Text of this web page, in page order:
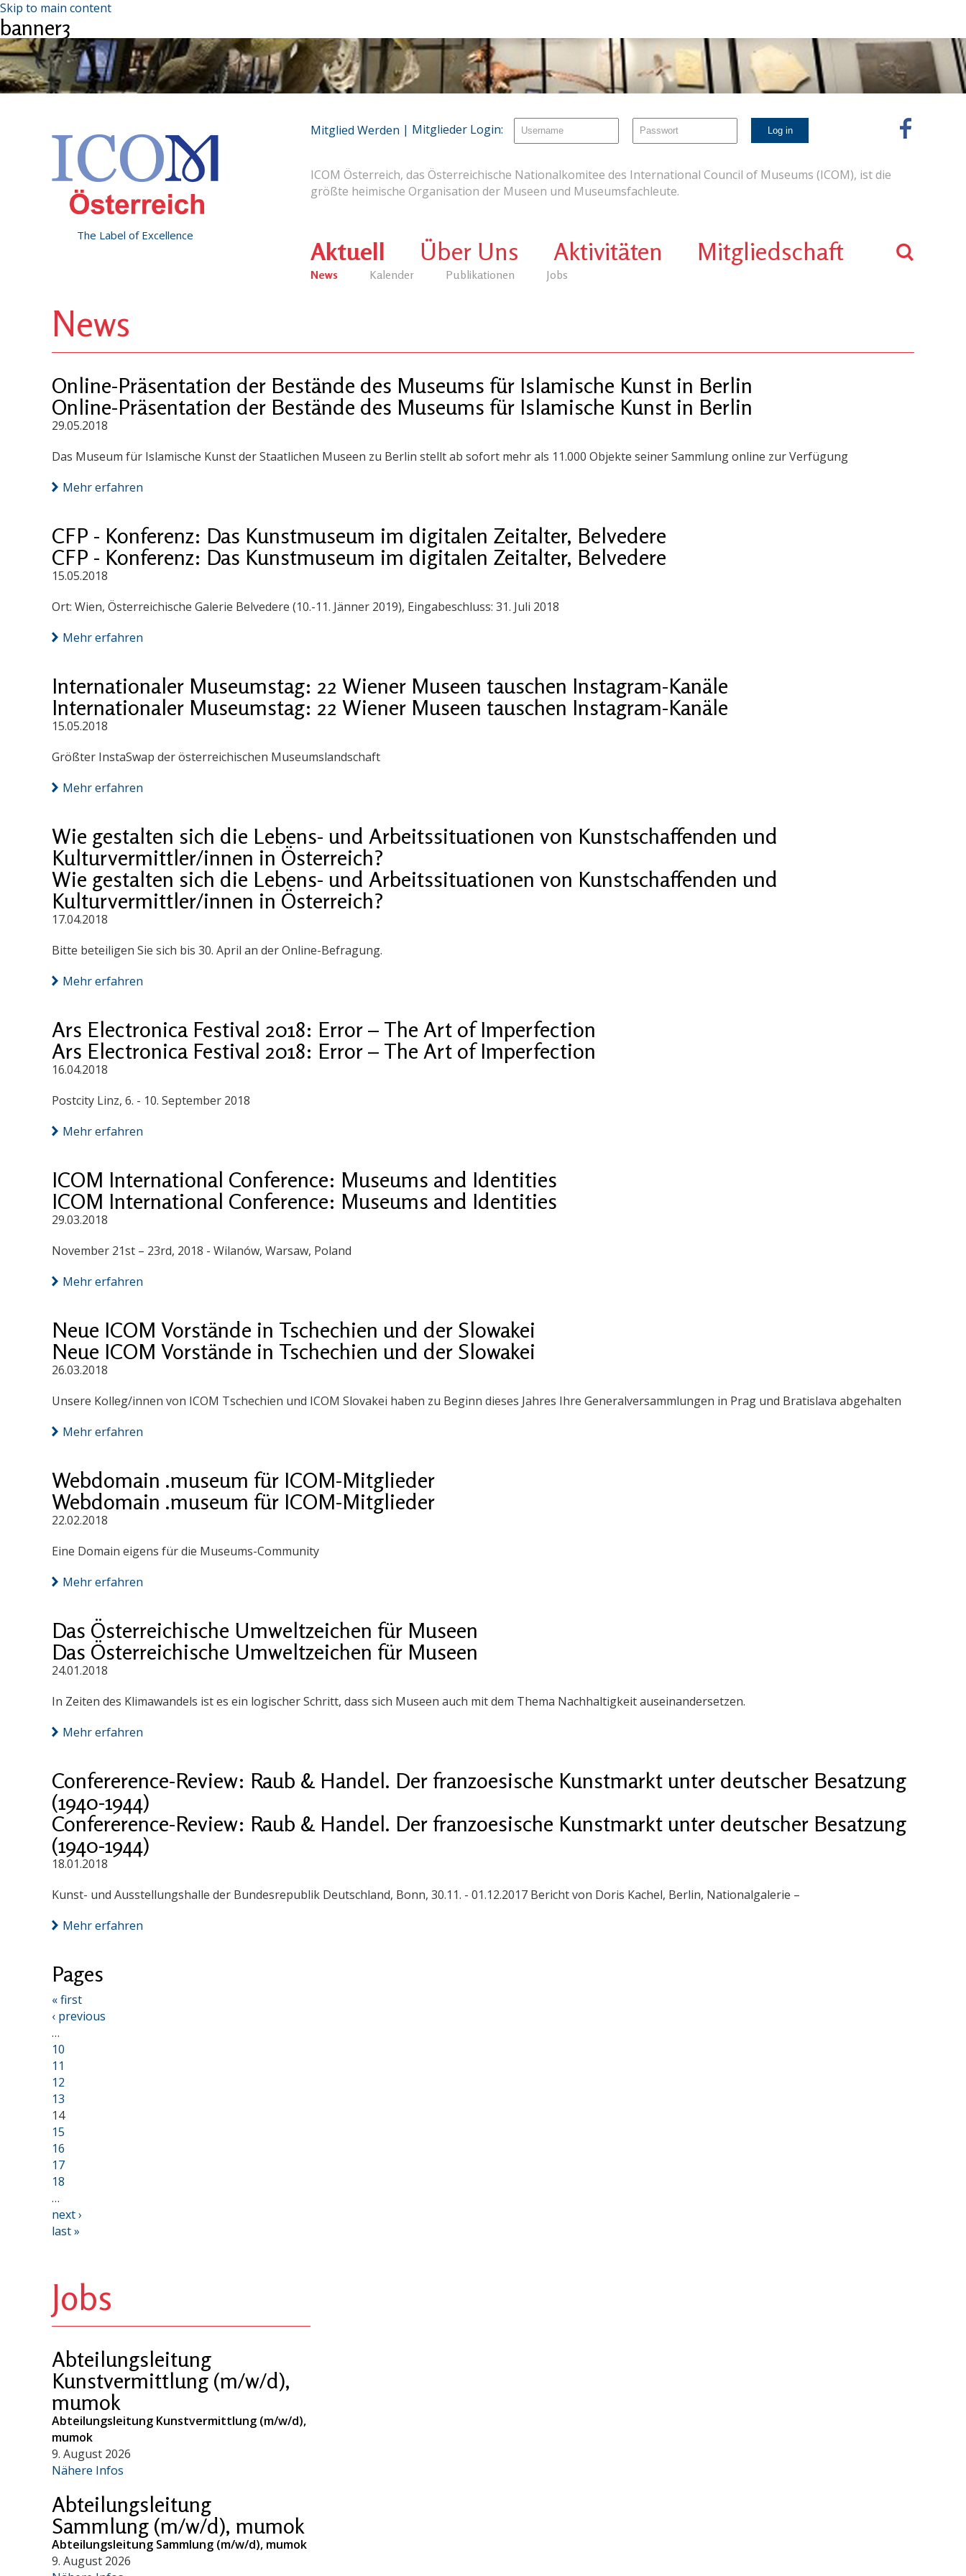
Skip to main content
banner3
The Label of Excellence
ICOM Österreich, das Österreichische Nationalkomitee des International Council of Museums (ICOM), ist die
größte heimische Organisation der Museen und Museumsfachleute.
Aktuell
News Kalender Publikationen Jobs
Über Uns Aktivitäten Mitgliedschaft
Mitglied Werden | Mitglieder Login:
News
Online-Präsentation der Bestände des Museums für Islamische Kunst in Berlin
Online-Präsentation der Bestände des Museums für Islamische Kunst in Berlin
29.05.2018
Das Museum für Islamische Kunst der Staatlichen Museen zu Berlin stellt ab sofort mehr als 11.000 Objekte seiner Sammlung online zur Verfügung
Mehr erfahren
CFP - Konferenz: Das Kunstmuseum im digitalen Zeitalter, Belvedere
CFP - Konferenz: Das Kunstmuseum im digitalen Zeitalter, Belvedere
15.05.2018
Ort: Wien, Österreichische Galerie Belvedere (10.-11. Jänner 2019), Eingabeschluss: 31. Juli 2018
Mehr erfahren
Internationaler Museumstag: 22 Wiener Museen tauschen Instagram-Kanäle
Internationaler Museumstag: 22 Wiener Museen tauschen Instagram-Kanäle
15.05.2018
Größter InstaSwap der österreichischen Museumslandschaft
Mehr erfahren
Wie gestalten sich die Lebens- und Arbeitssituationen von Kunstschaffenden und
Kulturvermittler/innen in Österreich?
Wie gestalten sich die Lebens- und Arbeitssituationen von Kunstschaffenden und
Kulturvermittler/innen in Österreich?
17.04.2018
Bitte beteiligen Sie sich bis 30. April an der Online-Befragung.
Mehr erfahren
Ars Electronica Festival 2018: Error – The Art of Imperfection
Ars Electronica Festival 2018: Error – The Art of Imperfection
16.04.2018
Postcity Linz, 6. - 10. September 2018
Mehr erfahren
ICOM International Conference: Museums and Identities
ICOM International Conference: Museums and Identities
29.03.2018
November 21st – 23rd, 2018 - Wilanów, Warsaw, Poland
Mehr erfahren
Neue ICOM Vorstände in Tschechien und der Slowakei
Neue ICOM Vorstände in Tschechien und der Slowakei
26.03.2018
Unsere Kolleg/innen von ICOM Tschechien und ICOM Slovakei haben zu Beginn dieses Jahres Ihre Generalversammlungen in Prag und Bratislava abgehalten
Mehr erfahren
Webdomain .museum für ICOM-Mitglieder
Webdomain .museum für ICOM-Mitglieder
22.02.2018
Eine Domain eigens für die Museums-Community
Mehr erfahren
Das Österreichische Umweltzeichen für Museen
Das Österreichische Umweltzeichen für Museen
24.01.2018
In Zeiten des Klimawandels ist es ein logischer Schritt, dass sich Museen auch mit dem Thema Nachhaltigkeit auseinandersetzen.
Mehr erfahren
Confererence-Review: Raub & Handel. Der franzoesische Kunstmarkt unter deutscher Besatzung
(1940-1944)
Confererence-Review: Raub & Handel. Der franzoesische Kunstmarkt unter deutscher Besatzung
(1940-1944)
18.01.2018
Kunst- und Ausstellungshalle der Bundesrepublik Deutschland, Bonn, 30.11. - 01.12.2017 Bericht von Doris Kachel, Berlin, Nationalgalerie –
Mehr erfahren
Pages
« first
‹ previous
…
10
11
12
13
14
15
16
17
18
…
next ›
last »
Jobs
Abteilungsleitung
Kunstvermittlung (m/w/d),
mumok
Abteilungsleitung Kunstvermittlung (m/w/d),
mumok
9. August 2026
Nähere Infos
Abteilungsleitung
Sammlung (m/w/d), mumok
Abteilungsleitung Sammlung (m/w/d), mumok
9. August 2026